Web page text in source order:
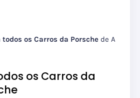
todos os Carros da Porsche de A
os Carros da